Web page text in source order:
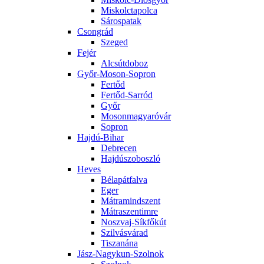
Miskolctapolca
Sárospatak
Csongrád
Szeged
Fejér
Alcsútdoboz
Győr-Moson-Sopron
Fertőd
Fertőd-Sarród
Győr
Mosonmagyaróvár
Sopron
Hajdú-Bihar
Debrecen
Hajdúszoboszló
Heves
Bélapátfalva
Eger
Mátramindszent
Mátraszentimre
Noszvaj-Síkfőkút
Szilvásvárad
Tiszanána
Jász-Nagykun-Szolnok